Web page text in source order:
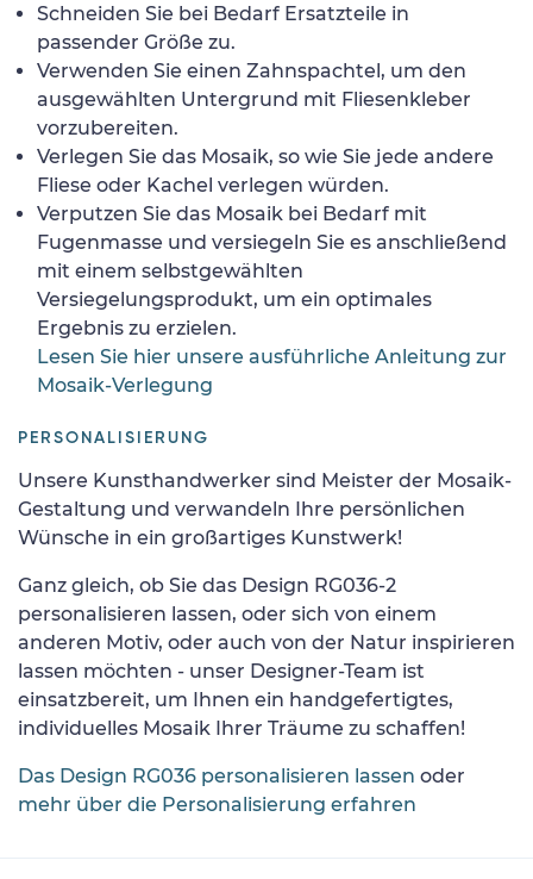
Schneiden Sie bei Bedarf Ersatzteile in
passender Größe zu.
Verwenden Sie einen Zahnspachtel, um den
ausgewählten Untergrund mit Fliesenkleber
vorzubereiten.
Verlegen Sie das Mosaik, so wie Sie jede andere
Fliese oder Kachel verlegen würden.
Verputzen Sie das Mosaik bei Bedarf mit
Fugenmasse und versiegeln Sie es anschließend
mit einem selbstgewählten
Versiegelungsprodukt, um ein optimales
Ergebnis zu erzielen.
Lesen Sie hier unsere ausführliche Anleitung zur
Mosaik-Verlegung
PERSONALISIERUNG
Unsere Kunsthandwerker sind Meister der Mosaik-
Gestaltung und verwandeln Ihre persönlichen
Wünsche in ein großartiges Kunstwerk!
Ganz gleich, ob Sie das Design RG036-2
personalisieren lassen, oder sich von einem
anderen Motiv, oder auch von der Natur inspirieren
lassen möchten - unser Designer-Team ist
einsatzbereit, um Ihnen ein handgefertigtes,
individuelles Mosaik Ihrer Träume zu schaffen!
Das Design RG036 personalisieren lassen oder
mehr über die Personalisierung erfahren